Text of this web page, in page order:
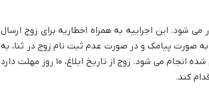
شود. این اجراییه به همراه اخطاریه برای زوج ارسال
به صورت پیامک و در صورت عدم ثبت نام زوج در ثنا، به
صورت فیزیکی (معمولاً توسط مأمور ابلاغ) به آدرس اعلام شده انجام می شود. زوج از تاریخ ابلاغ، ۱۰ روز مهلت دارد
کند.